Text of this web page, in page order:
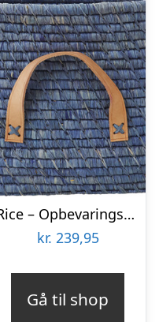
Rice – Opbevaringskurv Med Læder Håndtag – Lille – Blå
kr. 239,95
Gå til shop